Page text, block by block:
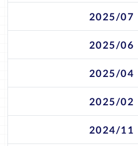
2025/07
2025/06
2025/04
2025/02
2024/11